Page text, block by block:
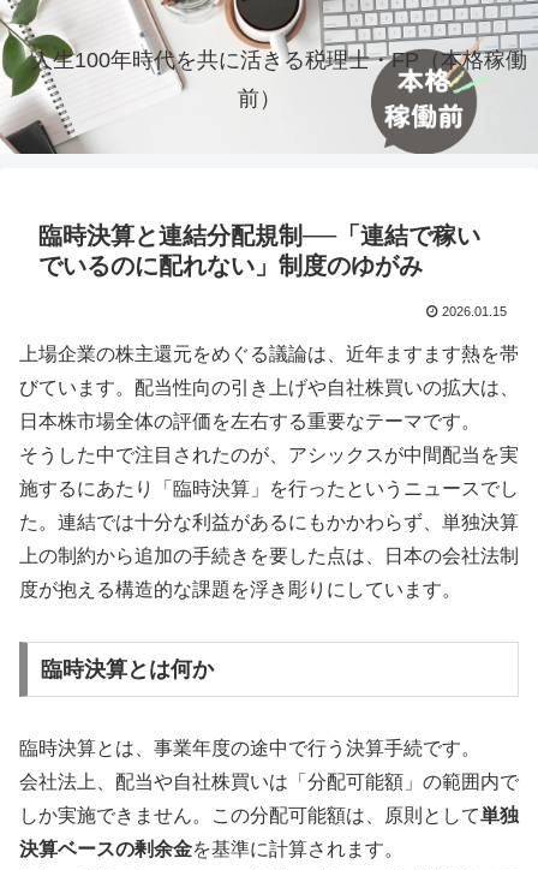
人生100年時代を共に活きる税理士・FP（本格稼働
前）
臨時決算と連結分配規制──「連結で稼い
でいるのに配れない」制度のゆがみ
2026.01.15
上場企業の株主還元をめぐる議論は、近年ますます熱を帯
びています。配当性向の引き上げや自社株買いの拡大は、
日本株市場全体の評価を左右する重要なテーマです。
そうした中で注目されたのが、アシックスが中間配当を実
施するにあたり「臨時決算」を行ったというニュースでし
た。連結では十分な利益があるにもかかわらず、単独決算
上の制約から追加の手続きを要した点は、日本の会社法制
度が抱える構造的な課題を浮き彫りにしています。
臨時決算とは何か
臨時決算とは、事業年度の途中で行う決算手続です。
会社法上、配当や自社株買いは「分配可能額」の範囲内で
しか実施できません。この分配可能額は、原則として単独
決算ベースの剰余金を基準に計算されます。